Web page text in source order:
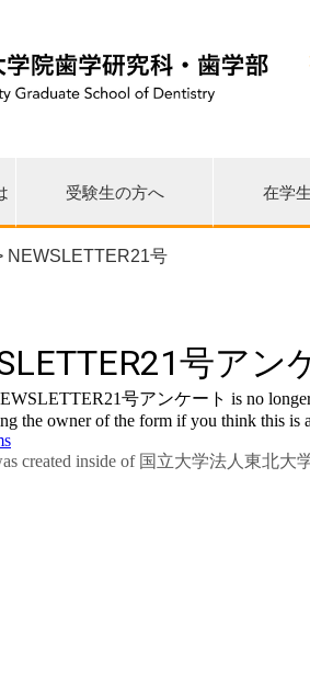
受験生の方へ 在学
NEWSLETTER21号